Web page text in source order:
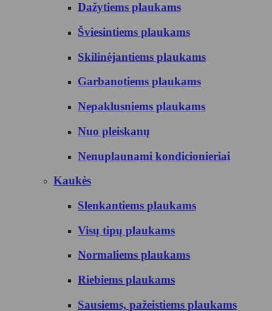
Dažytiems plaukams
Šviesintiems plaukams
Skilinėjantiems plaukams
Garbanotiems plaukams
Nepaklusniems plaukams
Nuo pleiskanų
Nenuplaunami kondicionieriai
Kaukės
Slenkantiems plaukams
Visų tipų plaukams
Normaliems plaukams
Riebiems plaukams
Sausiems, pažeistiems plaukams